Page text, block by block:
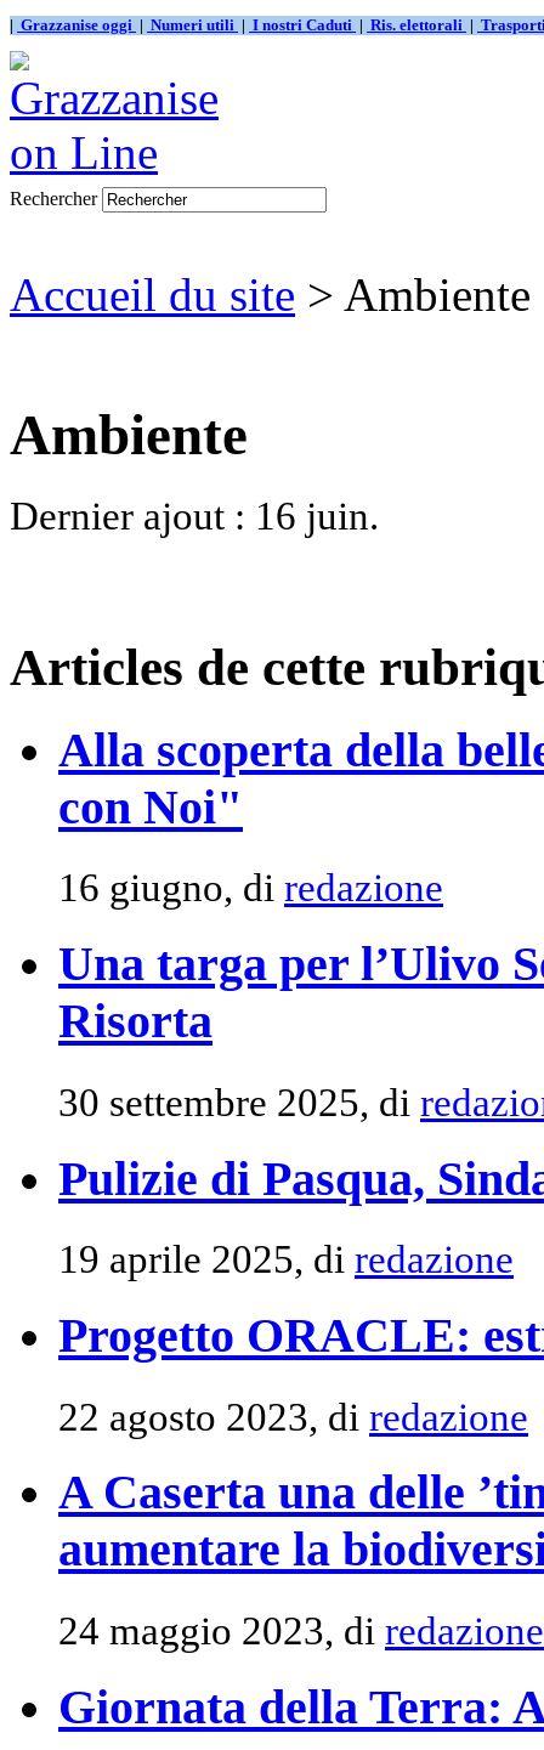
| Grazzanise oggi | Numeri utili | I nostri Caduti | Ris. elettorali |
Rechercher
Accueil du site > Ambiente
Ambiente
Dernier ajout : 16 juin.
Articles de cette
Alla scoperta della
con Noi"
16 giugno, di redazione
Una targa per l’Ulivo
Risorta
30 settembre 2025, di
Pulizie di Pasqua,
19 aprile 2025, di redazione
Progetto ORACLE:
22 agosto 2023, di redazione
A Caserta una delle
aumentare la
24 maggio 2023, di redazione
Giornata della Terra: